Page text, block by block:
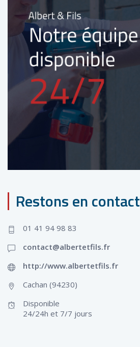
Restons en contact
01 41 94 98 83
contact@albertetfils.fr
http://www.albertetfils.fr
Cachan (94230)
Disponible
24/24h et 7/7 jours